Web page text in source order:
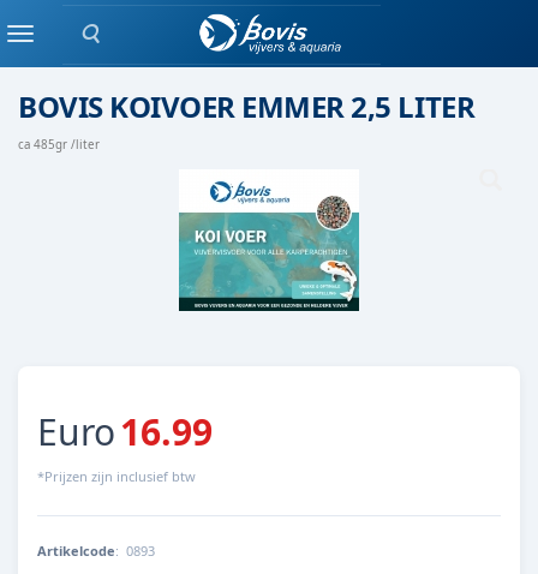
Zoeken
Menukoivoer
BOVIS KOIVOER EMMER 2,5 LITER
ca 485gr /liter
Euro16.99
*Prijzen zijn inclusief btw
Artikelcode: 0893